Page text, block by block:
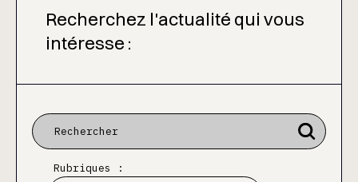
Recherchez l'actualité qui vous
intéresse :
Rubriques :